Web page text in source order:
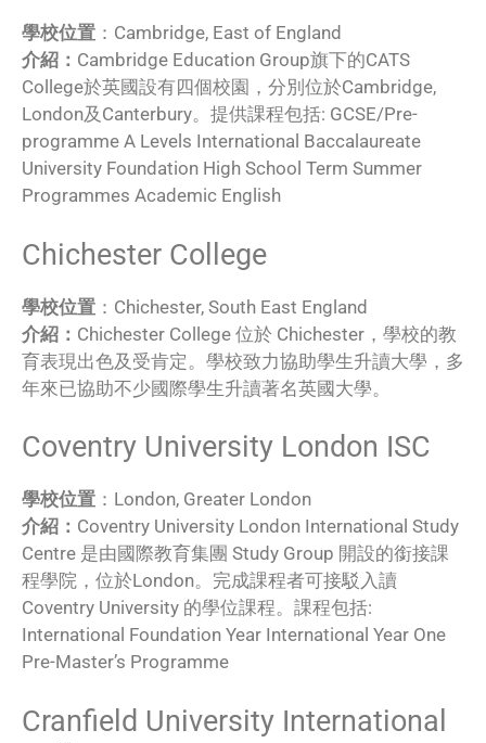
學校位置 ：Cambridge, East of England
介紹： Cambridge Education Group旗下的CATS
College於英國設有四個校園，分別位於Cambridge,
London及Canterbury。提供課程包括: GCSE/Pre-
programme A Levels International Baccalaureate
University Foundation High School Term Summer
Programmes Academic English
Chichester College
學校位置 ：Chichester, South East England
介紹： Chichester College 位於 Chichester，學校的教
育表現出色及受肯定。學校致力協助學生升讀大學，多
年來已協助不少國際學生升讀著名英國大學。
Coventry University London ISC
學校位置 ：London, Greater London
介紹： Coventry University London International Study
Centre 是由國際教育集團 Study Group 開設的銜接課
程學院，位於London。完成課程者可接駁入讀
Coventry University 的學位課程。課程包括:
International Foundation Year International Year One
Pre-Master’s Programme
Cranfield University International